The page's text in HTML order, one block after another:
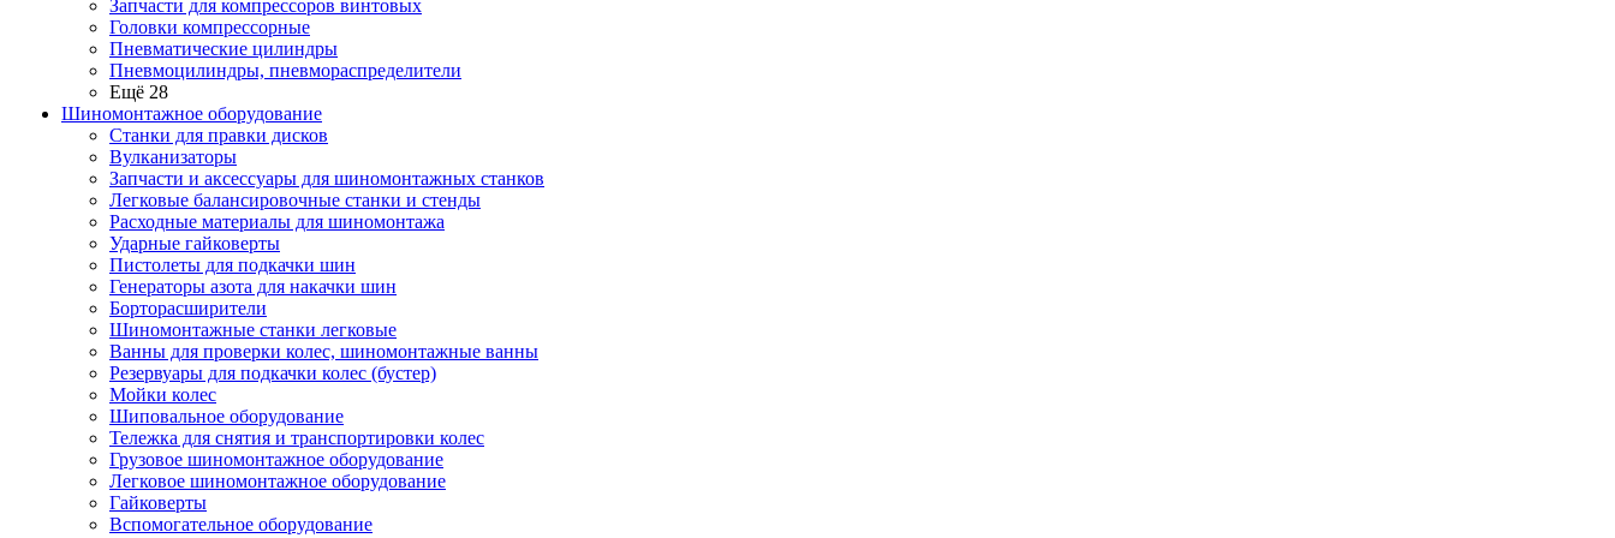
Запчасти для компрессоров винтовых
Головки компрессорные
Пневматические цилиндры
Пневмоцилиндры, пневмораспределители
Ещё 28
Шиномонтажное оборудование
Станки для правки дисков
Вулканизаторы
Запчасти и аксессуары для шиномонтажных станков
Легковые балансировочные станки и стенды
Расходные материалы для шиномонтажа
Ударные гайковерты
Пистолеты для подкачки шин
Генераторы азота для накачки шин
Борторасширители
Шиномонтажные станки легковые
Ванны для проверки колес, шиномонтажные ванны
Резервуары для подкачки колес (бустер)
Мойки колес
Шиповальное оборудование
Тележка для снятия и транспортировки колес
Грузовое шиномонтажное оборудование
Легковое шиномонтажное оборудование
Гайковерты
Вспомогательное оборудование